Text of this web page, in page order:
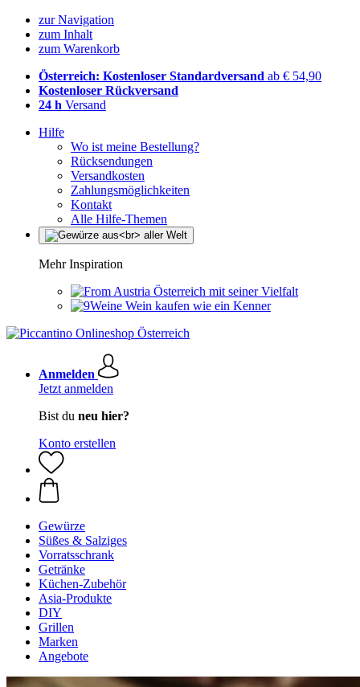
zur Navigation
zum Inhalt
zum Warenkorb
Österreich: Kostenloser Standardversand ab € 54,90
Kostenloser Rückversand
24 h Versand
Hilfe
Wo ist meine Bestellung?
Rücksendungen
Versandkosten
Zahlungsmöglichkeiten
Kontakt
Alle Hilfe-Themen
Mehr Inspiration
Österreich mit seiner Vielfalt
Wein kaufen wie ein Kenner
Anmelden
Jetzt anmelden
Bist du neu hier?
Konto erstellen
Gewürze
Süßes & Salziges
Vorratsschrank
Getränke
Küchen-Zubehör
Asia-Produkte
DIY
Grillen
Marken
Angebote